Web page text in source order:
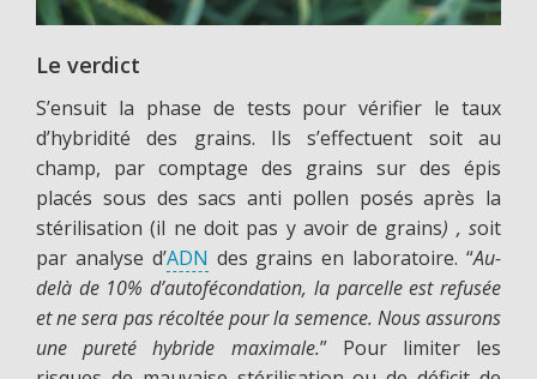
Le verdict
S’ensuit la phase de tests pour vérifier le taux
d’hybridité des grains. Ils s’effectuent soit au
champ, par comptage des grains sur des épis
placés sous des sacs anti pollen posés après la
stérilisation (il ne doit pas y avoir de grains) , soit
par analyse d’ADN des grains en laboratoire. “Au-
delà de 10% d’autofécondation, la parcelle est refusée
et ne sera pas récoltée pour la semence. Nous assurons
une pureté hybride maximale.” Pour limiter les